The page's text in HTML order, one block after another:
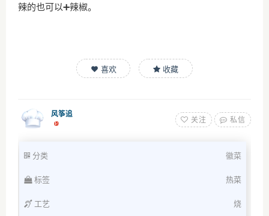
辣的也可以➕辣椒。
喜欢 收藏
风筝追
关注 私信
分类 徽菜
标签 热菜
工艺 烧